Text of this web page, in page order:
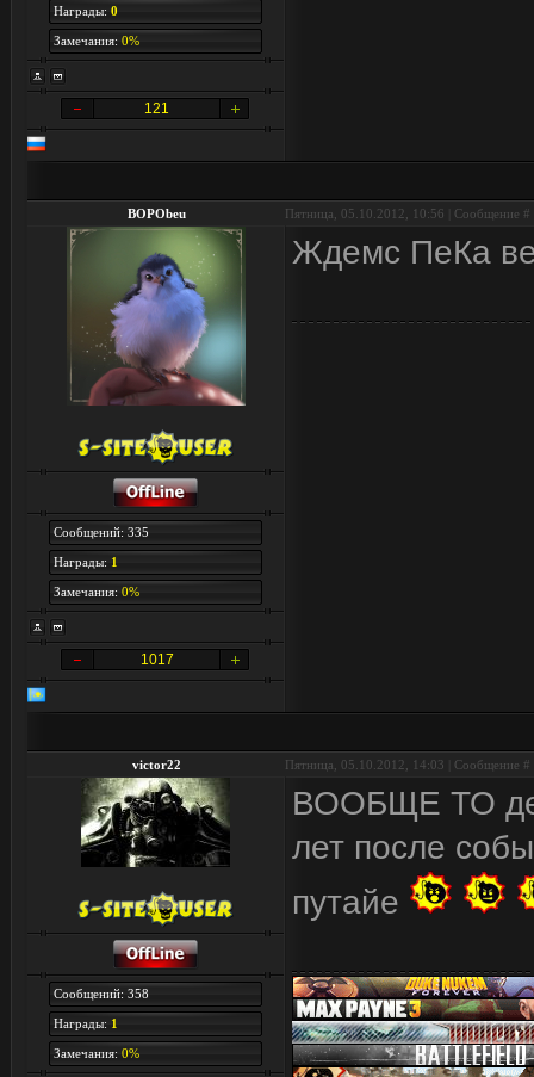
Награды: 0
Замечания: 0%
121
BOPObeu Пятница, 05.10.2012, 10:56 | Сообщение #
Сообщений: 335
Награды: 1
Замечания: 0%
1017
Ждемс ПеКа
victor22 Пятница, 05.10.2012, 14:03 | Сообщение #
Сообщений: 358
Награды: 1
Замечания: 0%
ВООБЩЕ ТО
лет после
путайе